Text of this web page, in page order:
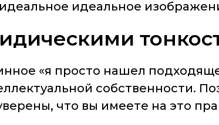
идеальное
«я просто нашел
собственности.
что вы имеете на это